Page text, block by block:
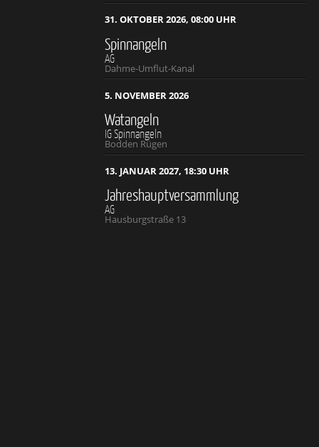
31. OKTOBER 2026, 08:00 UHR
Spinnangeln
AG
Dahme-Umflut-Kanal
5. NOVEMBER 2026
Watangeln
IG Spinnangeln
Bodden Rügen
13. JANUAR 2027, 18:30 UHR
Jahreshauptversammlung
AG
Hausburgstraße 13